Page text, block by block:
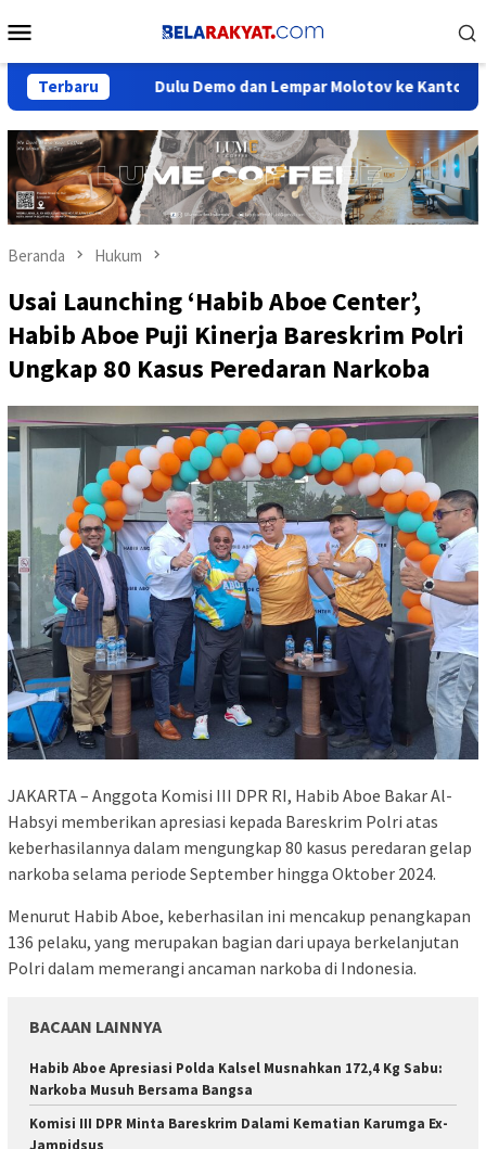
ke
Mobile
TerbaruDulu Demo dan Lempar Molotov ke Kantor Golkar,
Beranda Hukum
Usai Launching ‘Habib Aboe Center’,
Habib Aboe Puji Kinerja Bareskrim Polri
Ungkap 80 Kasus Peredaran Narkoba
JAKARTA – Anggota Komisi III DPR RI, Habib Aboe Bakar Al-
Habsyi memberikan apresiasi kepada Bareskrim Polri atas
keberhasilannya dalam mengungkap 80 kasus peredaran gelap
narkoba selama periode September hingga Oktober 2024.
Menurut Habib Aboe, keberhasilan ini mencakup penangkapan
136 pelaku, yang merupakan bagian dari upaya berkelanjutan
Polri dalam memerangi ancaman narkoba di Indonesia.
BACAAN LAINNYA
Habib Aboe Apresiasi Polda Kalsel Musnahkan 172,4 Kg Sabu:
Narkoba Musuh Bersama Bangsa
Komisi III DPR Minta Bareskrim Dalami Kematian Karumga Ex-
Jampidsus